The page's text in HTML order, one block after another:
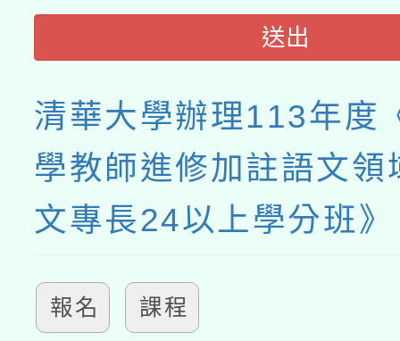
送出
清華大學辦理113年度
學教師進修加註語文領
文專長24以上學分班》
報名 課程